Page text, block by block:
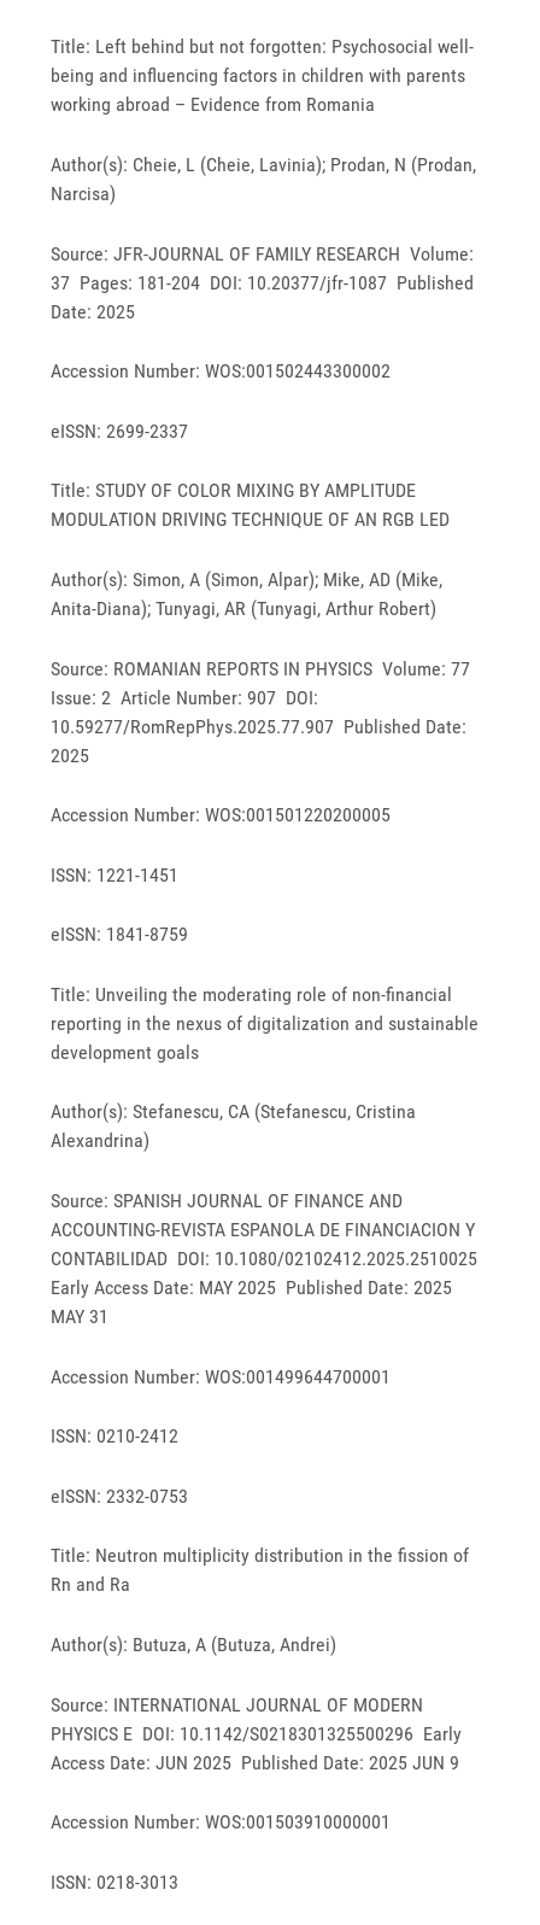
Title: Left behind but not forgotten: Psychosocial well-
being and influencing factors in children with parents
working abroad – Evidence from Romania
Author(s): Cheie, L (Cheie, Lavinia); Prodan, N (Prodan,
Narcisa)
Source: JFR-JOURNAL OF FAMILY RESEARCH Volume:
37 Pages: 181-204 DOI: 10.20377/jfr-1087 Published
Date: 2025
Accession Number: WOS:001502443300002
eISSN: 2699-2337
Title: STUDY OF COLOR MIXING BY AMPLITUDE
MODULATION DRIVING TECHNIQUE OF AN RGB LED
Author(s): Simon, A (Simon, Alpar); Mike, AD (Mike,
Anita-Diana); Tunyagi, AR (Tunyagi, Arthur Robert)
Source: ROMANIAN REPORTS IN PHYSICS Volume: 77
Issue: 2 Article Number: 907 DOI:
10.59277/RomRepPhys.2025.77.907 Published Date:
2025
Accession Number: WOS:001501220200005
ISSN: 1221-1451
eISSN: 1841-8759
Title: Unveiling the moderating role of non-financial
reporting in the nexus of digitalization and sustainable
development goals
Author(s): Stefanescu, CA (Stefanescu, Cristina
Alexandrina)
Source: SPANISH JOURNAL OF FINANCE AND
ACCOUNTING-REVISTA ESPANOLA DE FINANCIACION Y
CONTABILIDAD DOI: 10.1080/02102412.2025.2510025
Early Access Date: MAY 2025 Published Date: 2025
MAY 31
Accession Number: WOS:001499644700001
ISSN: 0210-2412
eISSN: 2332-0753
Title: Neutron multiplicity distribution in the fission of
Rn and Ra
Author(s): Butuza, A (Butuza, Andrei)
Source: INTERNATIONAL JOURNAL OF MODERN
PHYSICS E DOI: 10.1142/S0218301325500296 Early
Access Date: JUN 2025 Published Date: 2025 JUN 9
Accession Number: WOS:001503910000001
ISSN: 0218-3013